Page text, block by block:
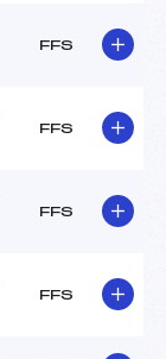
FFS
FFS
FFS
FFS